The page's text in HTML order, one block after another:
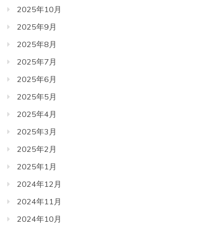
2025年10月
2025年9月
2025年8月
2025年7月
2025年6月
2025年5月
2025年4月
2025年3月
2025年2月
2025年1月
2024年12月
2024年11月
2024年10月